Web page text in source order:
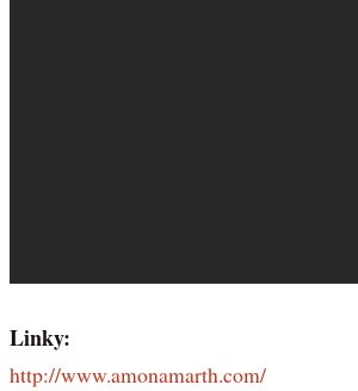
Linky:
http://www.amonamarth.com/